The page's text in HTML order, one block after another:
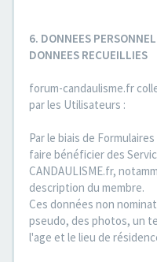
6. DONNEES
DONNEES RECUEILLIES
forum-candaulisme.fr
par les Utilisateurs :
Par le biais de
faire bénéficier des
CANDAULISME.fr,
description du membre.
Ces données non
pseudo, des photos, un
l'age et le lieu de